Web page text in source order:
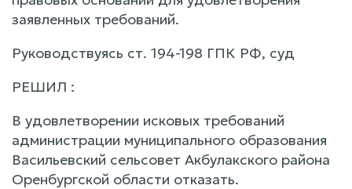
заявленных требований.
Руководствуясь ст. 194-198 ГПК РФ, суд
РЕШИЛ :
В удовлетворении исковых требований
администрации муниципального образования
Васильевский сельсовет Акбулакского района
Оренбургской области отказать.